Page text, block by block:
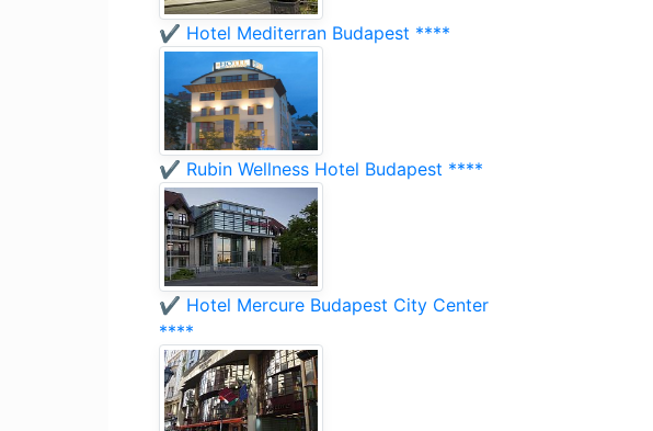
✔️ Hotel Mediterran Budapest ****
✔️ Rubin Wellness Hotel Budapest ****
✔️ Hotel Mercure Budapest City Center
****